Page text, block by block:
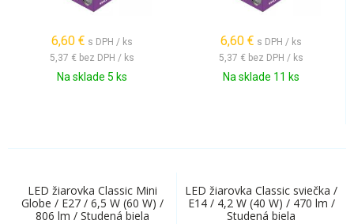
6,60 € s DPH / ks
5,37 € bez DPH / ks
Na sklade 5 ks
6,60 € s DPH / ks
5,37 € bez DPH / ks
Na sklade 11 ks
LED žiarovka Classic Mini
Globe / E27 / 6,5 W (60 W) /
806 lm / Studená biela
LED žiarovka Classic sviečka /
E14 / 4,2 W (40 W) / 470 lm /
Studená biela